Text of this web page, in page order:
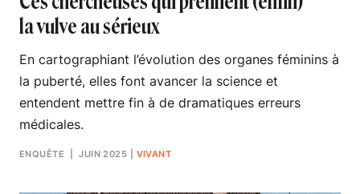
la vulve au sérieux
En cartographiant l’évolution des organes féminins à
la puberté, elles font avancer la science et
entendent mettre fin à de dramatiques erreurs
médicales.
ENQUÊTE | JUIN 2025 VIVANT